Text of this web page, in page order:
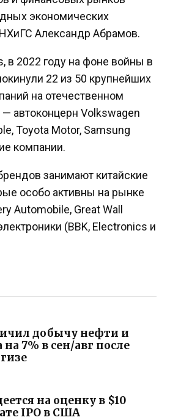
экономических
Александр Абрамов.
в 2022 году на фоне войны в
22 из 50 крупнейших
на отечественном
автоконцерн Volkswagen
Toyota Motor, Samsung
компании.
занимают китайские
особо активны на рынке
Automobile, Great Wall
(BBK, Electronics и
добычу нефти и
на 7% в сен/авг после
на оценку в $10
IPO в США